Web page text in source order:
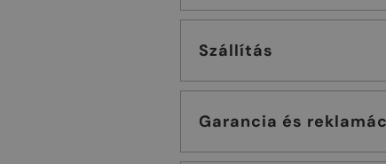
Szállítás
Garancia és